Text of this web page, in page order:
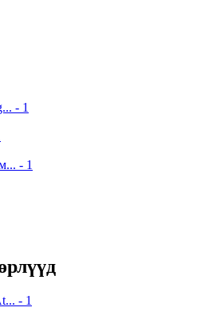
- 1
- 1
- 1